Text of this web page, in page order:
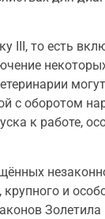
III, то есть
с оборотом
к работе,
крупного и